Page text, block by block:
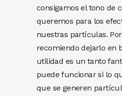
consigamos el tono de
queremos para los
nuestras partículas.
recomiendo dejarlo en
utilidad es un tanto
puede funcionar si lo
que se generen